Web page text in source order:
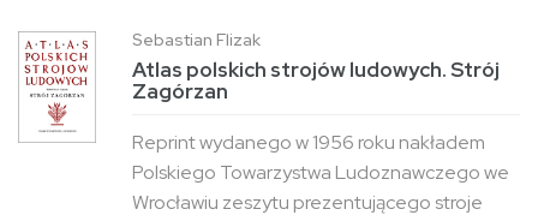
Sebastian Flizak
Atlas polskich strojów ludowych. Strój
Zagórzan
Reprint wydanego w 1956 roku nakładem
Polskiego Towarzystwa Ludoznawczego we
Wrocławiu zeszytu prezentującego stroje